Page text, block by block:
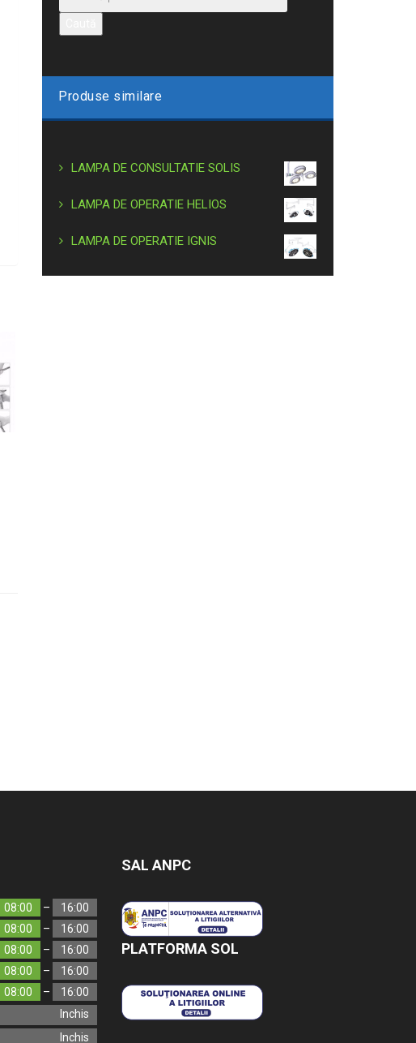
Produse similare
LAMPA DE CONSULTATIE SOLIS
LAMPA DE OPERATIE HELIOS
LAMPA DE OPERATIE IGNIS
08:00 –
16:00
08:00 –
16:00
08:00 –
16:00
08:00 –
16:00
08:00 –
16:00
Inchis
Inchis
SAL ANPC
PLATFORMA SOL